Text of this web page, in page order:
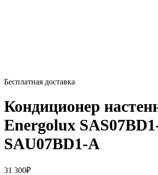
Бесплатная доставка
Кондиционер
Energolux
SAU07BD1-A
31 300₽